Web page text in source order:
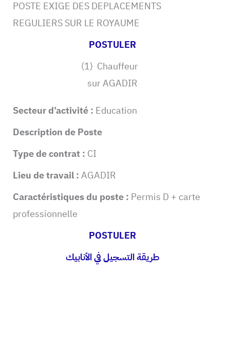
POSTE EXIGE DES DEPLACEMENTS
REGULIERS SUR LE ROYAUME
POSTULER
(1) Chauffeur
sur AGADIR
Secteur d’activité : Education
Description de Poste
Type de contrat : CI
Lieu de travail :AGADIR
Caractéristiques du poste : Permis D + carte
professionnelle
POSTULER
طريقة التسجيل في الأنابيك